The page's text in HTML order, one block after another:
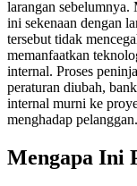
larangan sebelumnya.
ini sekenaan dengan
tersebut tidak
memanfaatkan
internal. Proses
peraturan diubah,
internal murni ke
menghadap pelanggan.
Mengapa Ini